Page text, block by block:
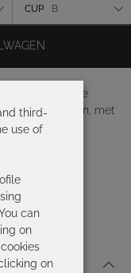
CUP B
om maximale
grotere maten, met
third-
use of
can
on
on